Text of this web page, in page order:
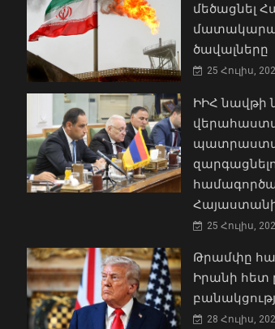
մեծացնել
ծավալները
25 Հուլիս,
ԻԻՀ
25 Հուլիս,
Թրամփը
Իրանի հետ
28 Հուլիս,